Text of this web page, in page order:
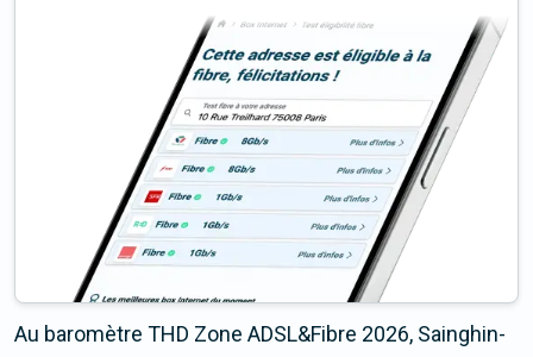
Au baromètre THD Zone ADSL&Fibre 2026, Sainghin-